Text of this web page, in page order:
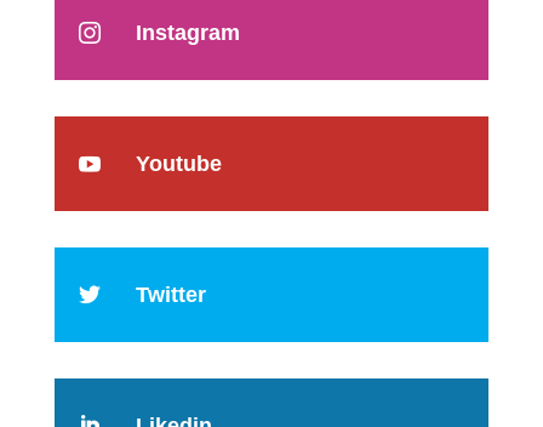
 Instagram
 Youtube
 Twitter